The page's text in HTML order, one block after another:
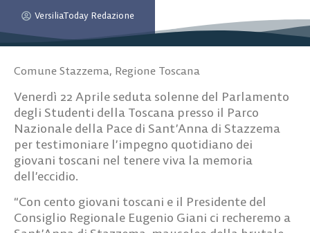
VersiliaToday Redazione
Comune Stazzema, Regione Toscana
Venerdì 22 Aprile seduta solenne del Parlamento
degli Studenti della Toscana presso il Parco
Nazionale della Pace di Sant’Anna di Stazzema
per testimoniare l’impegno quotidiano dei
giovani toscani nel tenere viva la memoria
dell’eccidio.
“Con cento giovani toscani e il Presidente del
Consiglio Regionale Eugenio Giani ci recheremo a